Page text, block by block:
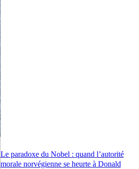
Le paradoxe du Nobel : quand l’autorité
morale norvégienne se heurte à Donald